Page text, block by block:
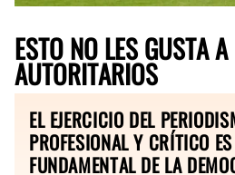
ESTO NO LES GUSTA
AUTORITARIOS
EL EJERCICIO DEL
PROFESIONAL Y CRÍTICO
FUNDAMENTAL DE LA